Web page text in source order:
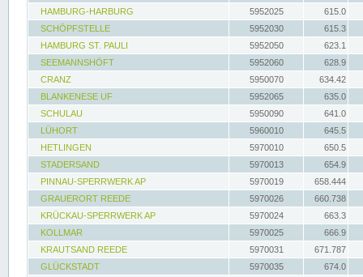
HAMBURG-HARBURG
5952025
615.0
SCHÖPFSTELLE
5952030
615.3
HAMBURG ST. PAULI
5952050
623.1
SEEMANNSHÖFT
5952060
628.9
CRANZ
5950070
634.42
BLANKENESE UF
5952065
635.0
SCHULAU
5950090
641.0
LÜHORT
5960010
645.5
HETLINGEN
5970010
650.5
STADERSAND
5970013
654.9
PINNAU-SPERRWERK AP
5970019
658.444
GRAUERORT REEDE
5970026
660.738
KRÜCKAU-SPERRWERK AP
5970024
663.3
KOLLMAR
5970025
666.9
KRAUTSAND REEDE
5970031
671.787
GLÜCKSTADT
5970035
674.0